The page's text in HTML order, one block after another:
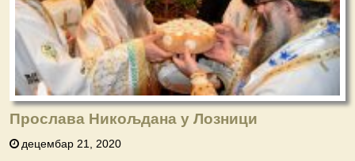
Прослава Никољдана у Лозници
децембар 21, 2020